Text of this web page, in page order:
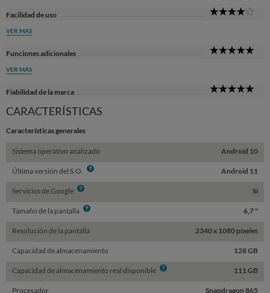
Facilidad de uso
VER MÁS
Funciones adicionales
VER MÁS
Fiabilidad de la marca
CARACTERÍSTICAS
Características generales
Sistema operativo analizado Android 10
Última versión del S.O. Info Android 11
Servicios de Google Info Sí
Tamaño de la pantalla Info 6,7 "
Resolución de la pantalla 2340 x 1080 píxeles
Capacidad de almacenamiento 128 GB
Capacidad de almacenamiento real disponible Info 111 GB
Procesador Snapdragon 865